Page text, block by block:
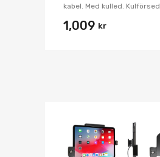
kabel. Med kulled.
1,009 kr